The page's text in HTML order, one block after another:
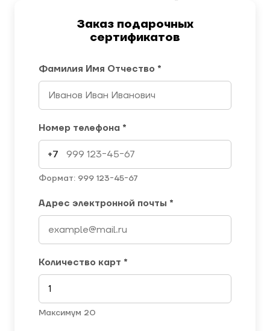
Заказ подарочных
сертификатов
Фамилия Имя Отчество *
Номер телефона *
+7
Формат: 999 123-45-67
Адрес электронной почты *
Количество карт *
Максимум 20